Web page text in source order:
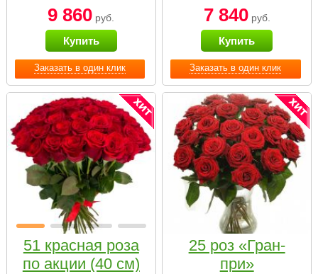
Заказать в один клик
9 860 руб.
Купить
Заказать в один клик
7 840руб.
Купить
51 красная роза
по акции (40 см)
25 роз «Гран-
при»